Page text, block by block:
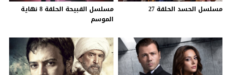
مسلسل الحسد الحلقة 27
مسلسل القبيحة الحلقة 8 نهاية
الموسم